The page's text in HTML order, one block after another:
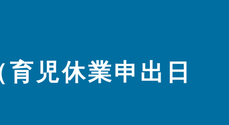
児休業申出日